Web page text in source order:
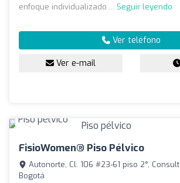
enfoque individualizado ... Seguir leyendo
Ver teléfono
Ver e-mail
FisioWomen® Piso Pélvico
Autonorte, Cl. 106 #23-61 piso 2°,
Bogotá